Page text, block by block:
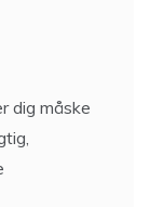
dig måske